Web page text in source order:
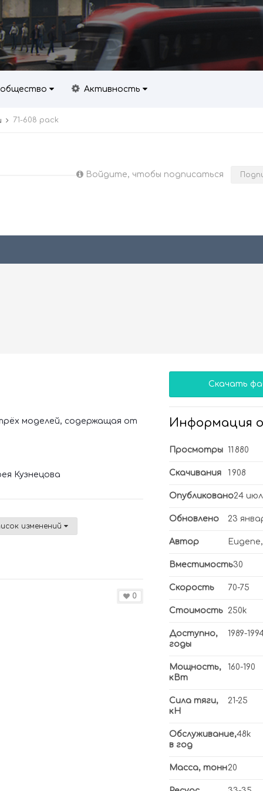
Активность
71-608 pack
Войдите, чтобы подписаться
моделей, содержащая от
Кузнецова
изменений
0
Скачать
Информация
Просмотры 11 880
Скачивания 1 908
Опубликовано24
Обновлено 23
Автор
Вместимость30
Скорость 70-75
Стоимость 250k
Доступно,
годы
1989-
Мощность,
кВт
160-190
Сила тяги,
кН
21-25
Обслуживание,
в год
48k
Масса, тонн20